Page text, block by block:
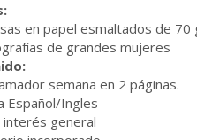
en papel esmaltados de 70
de grandes mujeres
semana en 2 páginas.
Español/Ingles
interés general